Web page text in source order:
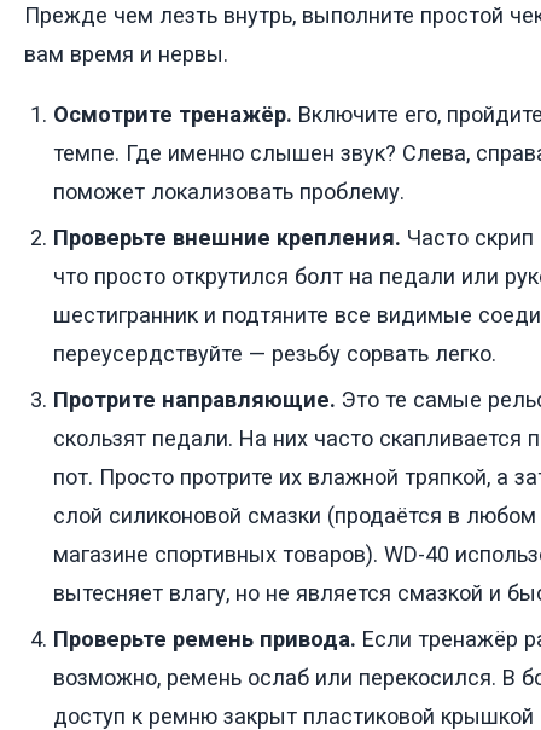
Прежде чем лезть внутрь, выполните простой
вам время и нервы.
Осмотрите тренажёр. Включите его,
темпе. Где именно слышен звук? Слева,
поможет локализовать проблему.
Проверьте внешние крепления. Часто скрип
что просто открутился болт на педали или
шестигранник и подтяните все видимые
переусердствуйте — резьбу сорвать легко.
Протрите направляющие. Это те самые
скользят педали. На них часто скапливается
пот. Просто протрите их влажной тряпкой, а
слой силиконовой смазки (продаётся в
магазине спортивных товаров). WD-40
вытесняет влагу, но не является смазкой и
Проверьте ремень привода. Если тренажёр
возможно, ремень ослаб или перекосился. В
доступ к ремню закрыт пластиковой крышкой